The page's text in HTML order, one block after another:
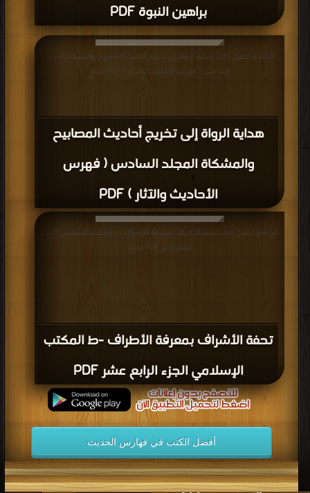
براهين النبوة PDF
هداية الرواة إلى تخريج أحاديث المصابيح
والمشكاة المجلد السادس ( فهرس
الأحاديث والآثار ) PDF
قراءة و تحميل كتاب هداية الرواة إلى تخريج أحاديث المصابيح والمشكاة المجلد
السادس ( فهرس الأحاديث والآثار ) PDF مجانا
تحفة الأشراف بمعرفة الأطراف -ط المكتب
الإسلامي الجزء الرابع عشر PDF
قراءة و تحميل كتاب تحفة الأشراف بمعرفة الأطراف -ط المكتب الإسلامي الجزء
الرابع عشر PDF مجانا
أفضل الكتب في فهارس الحديث